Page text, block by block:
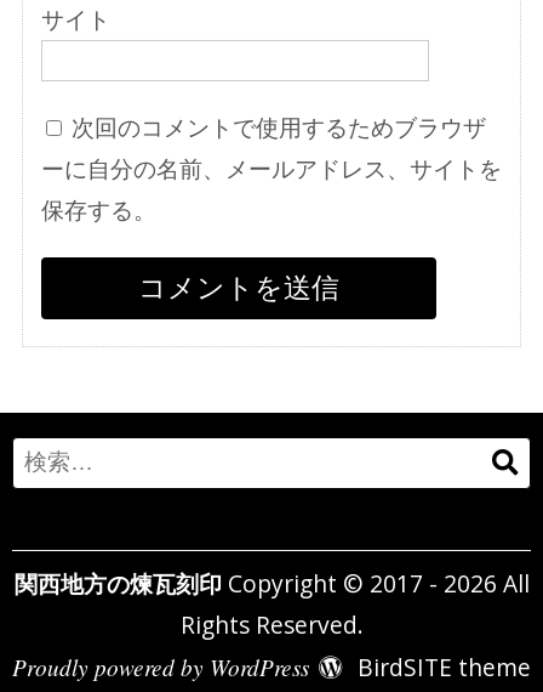
サイト
次回のコメントで使用するためブラウザ
ーに自分の名前、メールアドレス、サイトを
保存する。
Search
for:
関西地方の煉瓦刻印 Copyright © 2017 - 2026 All
Rights Reserved.
Proudly powered by WordPress
BirdSITE theme